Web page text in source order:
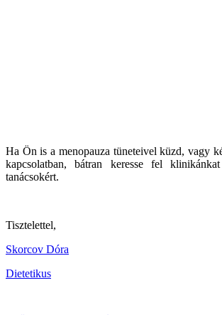
Ha Ön is a menopauza tüneteivel küzd, vagy
kapcsolatban, bátran keresse fel
tanácsokért.
Tisztelettel,
Skorcov Dóra
Dietetikus